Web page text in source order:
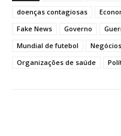
doenças contagiosas
Fake News
Governo
Mundial de futebol
Organizações de saúde